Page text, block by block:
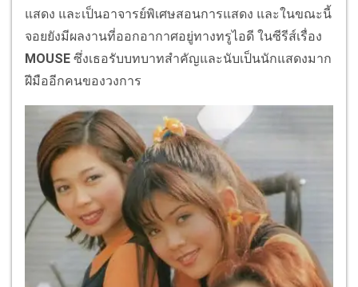
แสดง และเป็นอาจารย์พิเศษสอนการแสดง และในขณะนี้
จอยยังมีผลงานที่ออกอากาศอยู่ทางทรูไอดี ในซีรีส์เรื่อง
MOUSE ซึ่งเธอรับบทบาทสำคัญและนับเป็นนักแสดงมาก
ฝีมืออีกคนของวงการ